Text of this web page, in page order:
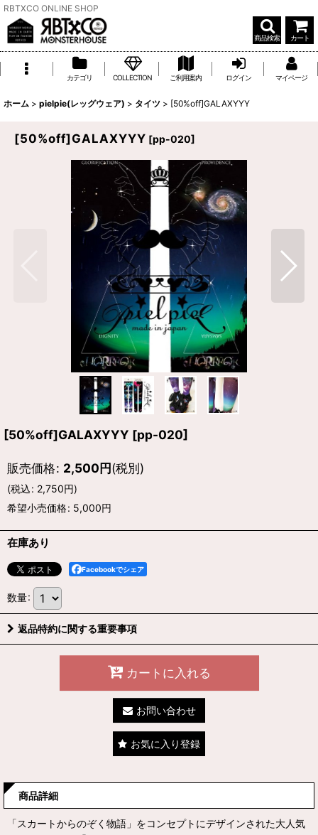
RBTXCO ONLINE SHOP
商品検索 カート
カテゴリ COLLECTION ご利用案内 ログイン マイページ
ホーム > pielpie(レッグウェア) > タイツ > [50%off]GALAXYYY
[50%off]GALAXYYY [pp-020]
[50%off]GALAXYYY [pp-020]
販売価格: 2,500円(税別)
(税込: 2,750円)
希望小売価格: 5,000円
在庫あり
Facebookでシェア
数量:
返品特約に関する重要事項
カートに入れる
お問い合わせ
お気に入り登録
商品詳細
「スカートからのぞく物語」をコンセプトにデザインされた大人気